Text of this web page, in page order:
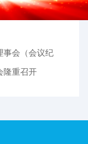
事会（会议纪
隆重召开